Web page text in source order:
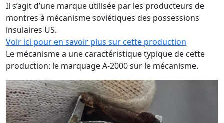
Il s’agit d’une marque utilisée par les producteurs de
montres à mécanisme soviétiques des possessions
insulaires US.
Voir ici pour en savoir plus sur cette production
Le mécanisme a une caractéristique typique de cette
production: le marquage A-2000 sur le mécanisme.